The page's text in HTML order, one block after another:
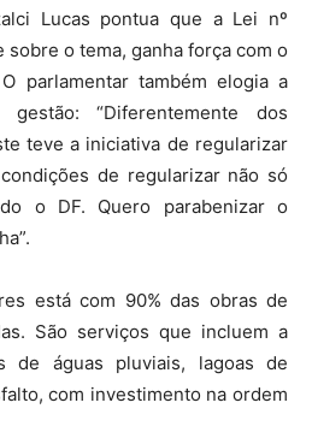
Lucas pontua que a Lei nº
sobre o tema, ganha força com o
parlamentar também elogia a
“Diferentemente dos
teve a iniciativa de regularizar
de regularizar não só
o DF. Quero parabenizar o
está com 90% das obras de
São serviços que incluem a
de águas pluviais, lagoas de
com investimento na ordem